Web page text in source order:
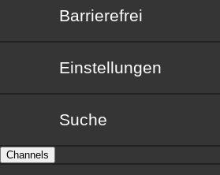
Barrierefrei
Barrierefrei
Einstellungen
Suche
Channels